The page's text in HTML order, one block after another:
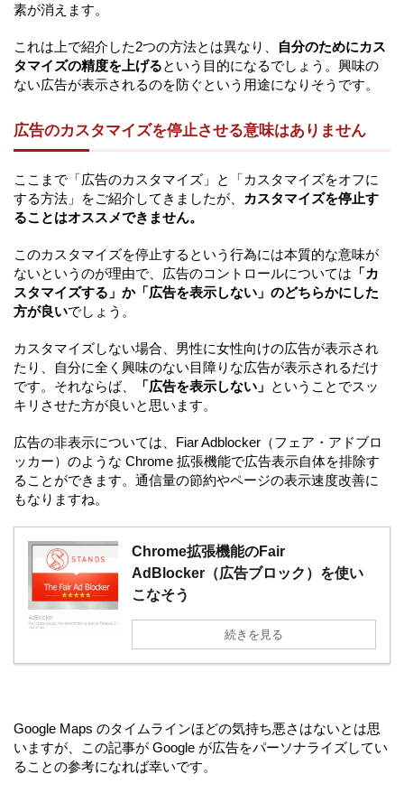
素が消えます。
これは上で紹介した2つの方法とは異なり、
自分のためにカス
タマイズの精度を上げるという目的になるでしょう。興味の
ない広告が表示されるのを防ぐという用途になりそうです。
広告のカスタマイズを停止させる意味はありません
ここまで「広告のカスタマイズ」と「カスタマイズをオフに
する方法」をご紹介してきましたが、
カスタマイズを停止す
ることはオススメできません。
このカスタマイズを停止するという行為には本質的な意味が
ないというのが理由で、広告のコントロールについては 「カ
スタマイズする」か「広告を表示しない」のどちらかにした
方が良いでしょう。
カスタマイズしない場合、男性に女性向けの広告が表示され
たり、自分に全く興味のない目障りな広告が表示されるだけ
です。それならば、
「広告を表示しない」 ということでスッ
キリさせた方が良いと思います。
広告の非表示については、Fiar Adblocker（フェア・アドブロ
ッカー）のような Chrome 拡張機能で広告表示自体を排除す
ることができます。通信量の節約やページの表示速度改善に
もなりますね。
Chrome拡張機能のFair
AdBlocker（広告ブロック）を使い
こなそう
続きを見る
Google Maps のタイムラインほどの気持ち悪さはないとは思
いますが、この記事が Google が広告をパーソナライズしてい
ることの参考になれば幸いです。